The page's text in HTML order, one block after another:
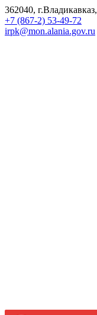
362040,
+7 (867-2) 53-49-72
irpk@mon.alania.gov.ru